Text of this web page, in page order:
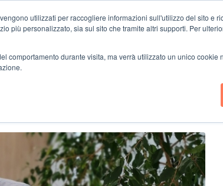
utilizzati per raccogliere informazioni sull'utilizzo del sito e
più personalizzato, sia sul sito che tramite altri supporti. Per
comportamento durante visita, ma verrà utilizzato un unico cookie
Home Case Studies
WORKING